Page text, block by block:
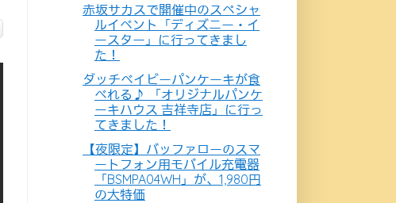
赤坂サカスで開催中のスペシャ
ルイベント「ディズニー・イ
ースター」に行ってきまし
た！
ダッチベイビーパンケーキが食
べれる♪ 「オリジナルパンケ
ーキハウス 吉祥寺店」に行っ
てきました！
【夜限定】バッファローのスマ
ートフォン用モバイル充電器
「BSMPA04WH」が、1,980円
の大特価